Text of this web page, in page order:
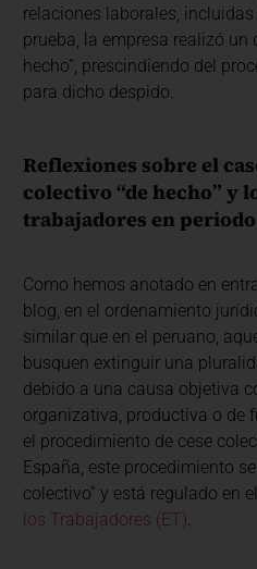
relaciones laborales,
prueba, la empresa realizó un
hecho”, prescindiendo del
para dicho despido.
Reflexiones sobre el
colectivo “de hecho” y
trabajadores en
Como hemos anotado en
blog, en el ordenamiento
similar que en el peruano,
busquen extinguir una
debido a una causa objetiva
organizativa, productiva o de
el procedimiento de cese
España, este procedimiento
colectivo” y está regulado en
los Trabajadores (ET).